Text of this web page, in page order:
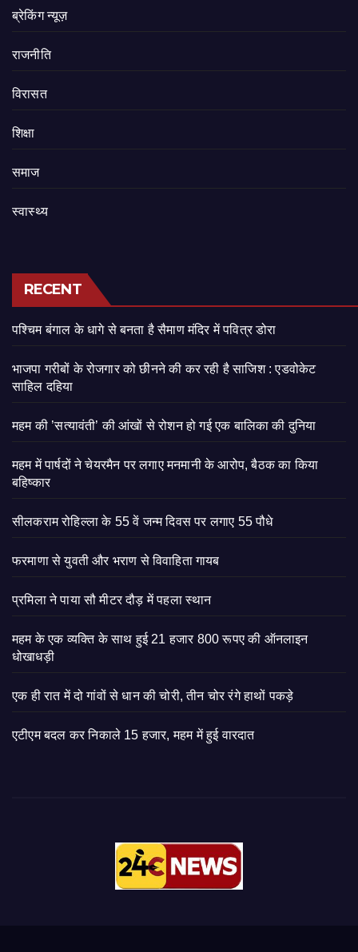
ब्रेकिंग न्यूज़
राजनीति
‍‍विरासत
शिक्षा
समाज
स्वास्थ्य
RECENT
पश्चिम बंगाल के धागे से बनता है सैमाण मंदिर में पवित्र डोरा
भाजपा गरीबों के रोजगार को छीनने की कर रही है साजिश : एडवोकेट
साहिल दहिया
महम की ’सत्यावंती’ की आंखों से रोशन हो गई एक बालिका की दुनिया
महम में पार्षदों ने चेयरमैन पर लगाए मनमानी के आरोप, बैठक का किया
बहिष्कार
सीलकराम रोहिल्ला के 55 वें जन्म दिवस पर लगाए 55 पौधे
फरमाणा से युवती और भराण से विवाहिता गायब
प्रमिला ने पाया सौ मीटर दौड़ में पहला स्थान
महम के एक व्यक्ति के साथ हुई 21 हजार 800 रूपए की ऑनलाइन
धोखाधड़ी
एक ही रात में दो गांवों से धान की चोरी, तीन चोर रंगे हाथों पकड़े
एटीएम बदल कर निकाले 15 हजार, महम में हुई वारदात